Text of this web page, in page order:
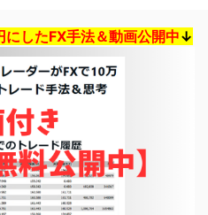
したFX手法＆動画公開中↓